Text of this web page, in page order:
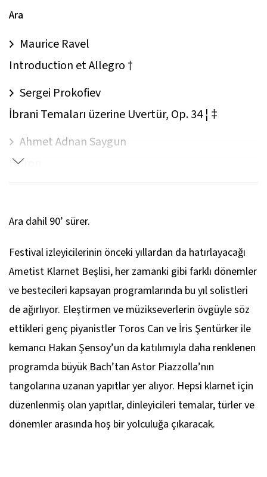
Jean Françaix
Ara
Maurice Ravel
Introduction et Allegro †
Sergei Prokofiev
İbrani Temaları üzerine Uvertür, Op. 34 ¦ ‡
Ahmet Adnan Saygun
Horon
Contrabajeando
Astor Piazzolla
Concierto Para Quinteto ‡
Ara dahil 90’ sürer.
Festival izleyicilerinin önceki yıllardan da hatırlayacağı
Ametist Klarnet Beşlisi, her zamanki gibi farklı dönemler
ve bestecileri kapsayan programlarında bu yıl solistleri
de ağırlıyor. Eleştirmen ve müzikseverlerin övgüyle söz
ettikleri genç piyanistler Toros Can ve İris Şentürker ile
kemancı Hakan Şensoy’un da katılımıyla daha renklenen
programda büyük Bach’tan Astor Piazzolla’nın
tangolarına uzanan yapıtlar yer alıyor. Hepsi klarnet için
düzenlenmiş olan yapıtlar, dinleyicileri temalar, türler ve
dönemler arasında hoş bir yolculuğa çıkaracak.